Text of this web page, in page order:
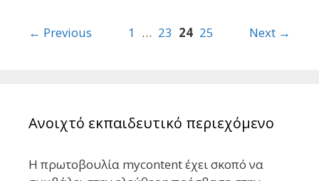
Post
← Previous 1 … 23 24 25 Next →
Ανοιχτό εκπαιδευτικό περιεχόμενο
Η πρωτοβουλία mycontent έχει σκοπό να